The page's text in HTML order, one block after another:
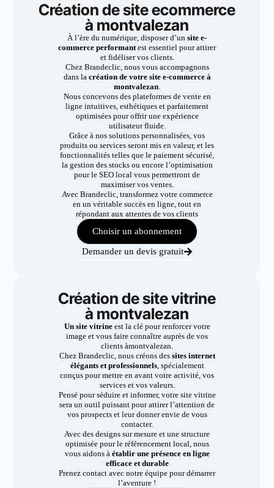
Création de site ecommerce
à montvalezan
À l’ère du numérique, disposer d’un site e-
commerce performantest essentiel pour attirer
et fidéliser vos clients.
Chez Brandeclic, nous vous accompagnons
dans la création de votre site e-commerce à
montvalezan.
Nous concevons des plateformes de vente en
ligne intuitives, esthétiques et parfaitement
optimisées pour offrir une expérience
utilisateur fluide.
Grâce à nos solutions personnalisées, vos
produits ou services seront mis en valeur, et les
fonctionnalités telles que le paiement sécurisé,
la gestion des stocks ou encore l’optimisation
pour le SEO local vous permettront de
maximiser vos ventes.
Avec Brandeclic, transformez votre commerce
en un véritable succès en ligne, tout en
répondant aux attentes de vos clients
Choisir un abonnement
Demander un devis gratuit
Création de site vitrine
à montvalezan
Un site vitrineest la clé pour renforcer votre
image et vous faire connaître auprès de vos
clients àmontvalezan.
Chez Brandeclic, nous créons dessites internet
élégants et professionnels, spécialement
conçus pour mettre en avant votre activité, vos
services et vos valeurs.
Pensé pour séduire et informer, votre site vitrine
sera un outil puissant pour attirer l’attention de
vos prospects et leur donner envie de vous
contacter.
Avec des designs sur mesure et une structure
optimisée pour le référencement local, nous
vous aidons à établir une présence en ligne
efficace et durable
Prenez contact avec notre équipe pour démarrer
l’aventure !